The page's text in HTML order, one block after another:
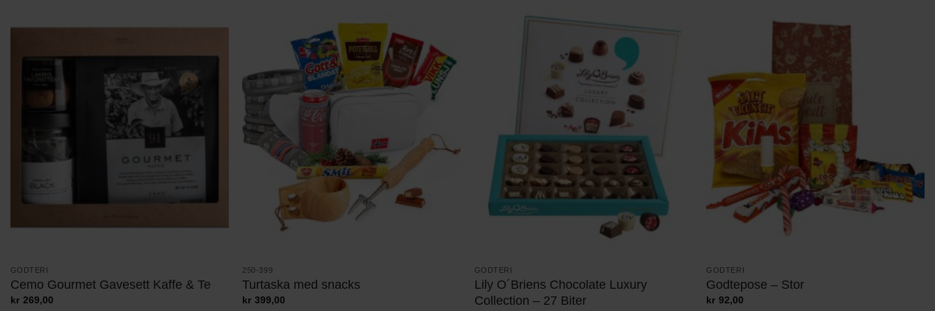
GODTERI
Cemo Gourmet Gavesett Kaffe & Te
kr 269,00
250-399
Turtaska med snacks
kr 399,00
GODTERI
Lily O´Briens Chocolate Luxury
Collection – 27 Biter
GODTERI
Godtepose – Stor
kr 92,00